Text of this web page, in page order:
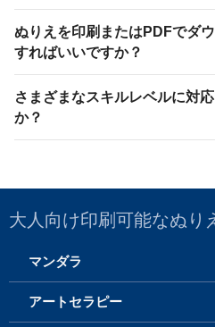
ぬりえを印刷またはPDFでダ
すればいいですか？
さまざまなスキルレベルに対
か？
大人向け印刷可能なぬり
マンダラ
アートセラピー